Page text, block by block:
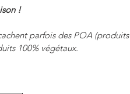
!
parfois des POA (produits
100% végétaux.